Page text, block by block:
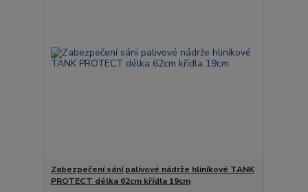
Zabezpečení sání palivové nádrže hliníkové TANK
PROTECT délka 62cm křídla 19cm